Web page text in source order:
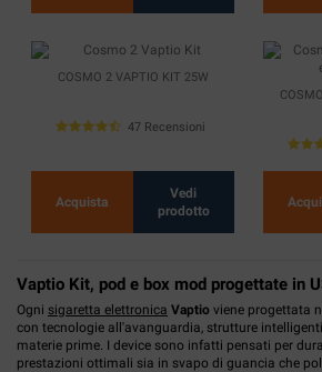
COSMO 2 VAPTIO KIT 25W
47 Recensioni
Acquista
Vedi
prodotto
Vaptio Kit, pod e box mod progettate in
Ogni sigaretta elettronica Vaptio viene progettata
con tecnologie all'avanguardia, strutture
materie prime. I device sono infatti pensati per
prestazioni ottimali sia in svapo di guancia che